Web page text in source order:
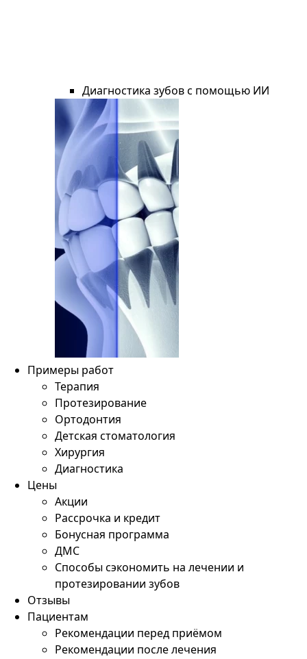
Диагностика зубов с помощью ИИ
Примеры работ
Терапия
Протезирование
Ортодонтия
Детская стоматология
Хирургия
Диагностика
Цены
Акции
Рассрочка и кредит
Бонусная программа
ДМС
Способы сэкономить на лечении и
протезировании зубов
Отзывы
Пациентам
Рекомендации перед приёмом
Рекомендации после лечения